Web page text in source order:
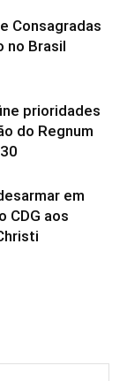
Consagradas
no Brasil
prioridades
do Regnum
em
CDG aos